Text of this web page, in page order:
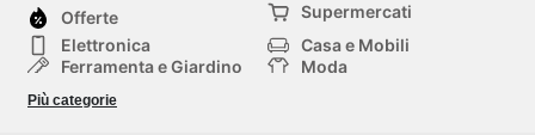
Offerte
Supermercati
Elettronica
Casa e Mobili
Ferramenta e Giardino
Moda
Bambini e Neonati
Più categorie